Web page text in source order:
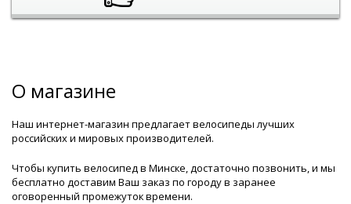
О магазине
Наш интернет-магазин предлагает велосипеды лучших
российских и мировых производителей.
Чтобы купить велосипед в Минске, достаточно позвонить, и мы
бесплатно доставим Ваш заказ по городу в заранее
оговоренный промежуток времени.